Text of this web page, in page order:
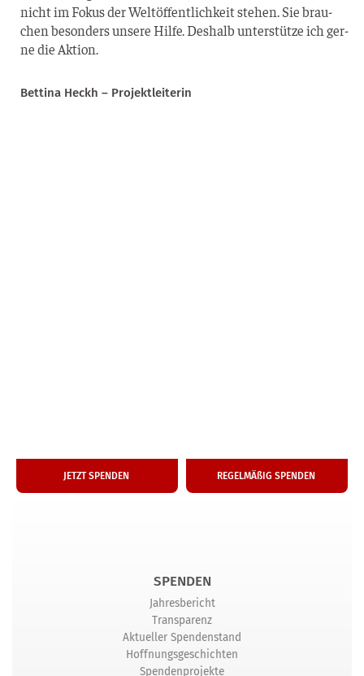
nicht im Fokus der Welt­öf­fent­lich­keit ste­hen. Sie brau­
chen beson­ders unse­re Hil­fe. Des­halb unter­stüt­ze ich ger­
ne die Aktion.
Bet­ti­na Heckh – Projektleiterin
JETZT SPENDEN REGEL­MÄ­ßIG SPENDEN
SPENDEN
Jahresbericht
Transparenz
Aktueller Spendenstand
Hoffnungsgeschichten
Spendenprojekte